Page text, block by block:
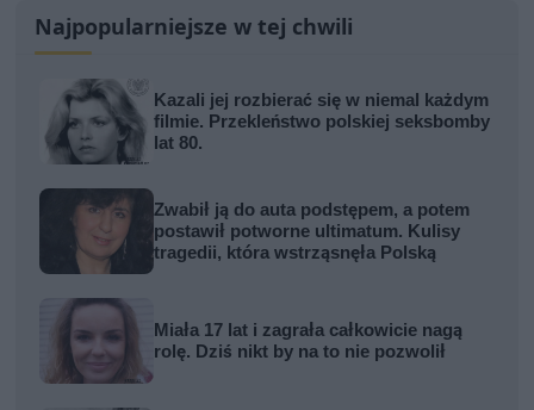
Najpopularniejsze w tej chwili
Kazali jej rozbierać się w niemal każdym
filmie. Przekleństwo polskiej seksbomby
lat 80.
Zwabił ją do auta podstępem, a potem
postawił potworne ultimatum. Kulisy
tragedii, która wstrząsnęła Polską
Miała 17 lat i zagrała całkowicie nagą
rolę. Dziś nikt by na to nie pozwolił